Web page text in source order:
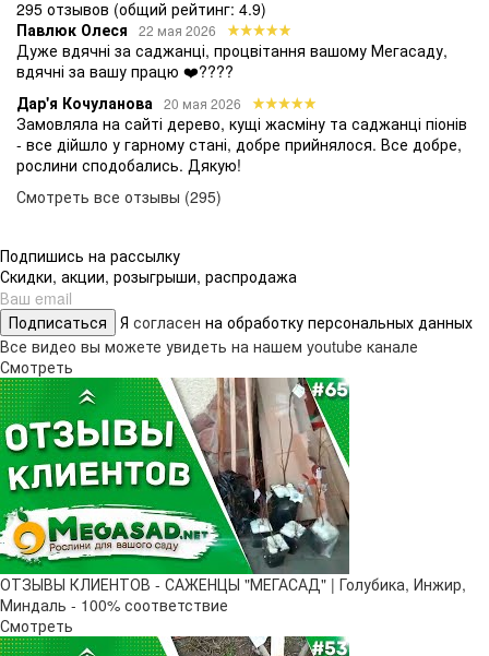
295 отзывов (общий рейтинг: 4.9)
Павлюк Олеся
22 мая 2026
Дуже вдячні за саджанці, процвітання вашому Мегасаду,
вдячні за вашу працю ❤️????
Дар'я Кочуланова 20 мая 2026
Замовляла на сайті дерево, кущі жасміну та саджанці піонів
- все дійшло у гарному стані, добре прийнялося. Все добре,
рослини сподобались. Дякую!
Смотреть все отзывы (295)
Подпишись на рассылку
Скидки, акции, розыгрыши, распродажа
Подписаться Я согласен на обработку персональных данных
Все видео вы можете увидеть на нашем youtube канале
Смотреть
ОТЗЫВЫ КЛИЕНТОВ - САЖЕНЦЫ "МЕГАСАД" | Голубика, Инжир,
Миндаль - 100% соответствие
Смотреть